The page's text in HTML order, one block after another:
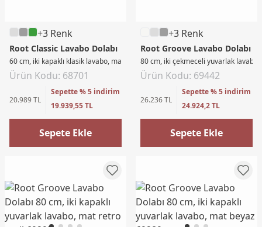
+3 Renk
Root Classic Lavabo Dolabı
60 cm, iki kapaklı klasik lavabo, mat beyaz
Ürün Kodu: 68701
20.989 TL
Sepette % 5 indirim
19.939,55 TL
Sepete Ekle
+3 Renk
Root Groove Lavabo Dolabı
80 cm, iki çekmeceli yuvarlak
Ürün Kodu: 69442
26.236 TL
Sepette % 5 indirim
24.924,2 TL
Sepete Ekle